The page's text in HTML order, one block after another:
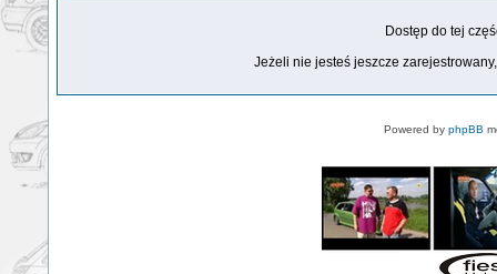
Dostęp do tej
Jeżeli nie jesteś jeszcze
Powered by phpBB